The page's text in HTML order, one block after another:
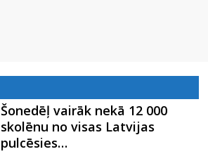
Šonedēļ vairāk nekā 12 000
skolēnu no visas Latvijas
pulcēsies…